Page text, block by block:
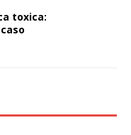
toxica: